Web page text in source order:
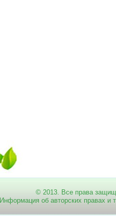
© 2013. Все права
Информация об авторских правах и